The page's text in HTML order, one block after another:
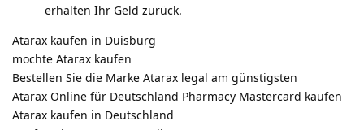
erhalten Ihr Geld zurück.
Atarax kaufen in Duisburg
mochte Atarax kaufen
Bestellen Sie die Marke Atarax legal am günstigsten
Atarax Online für Deutschland Pharmacy Mastercard kaufen
Atarax kaufen in Deutschland